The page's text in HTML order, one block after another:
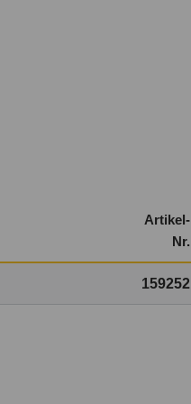
Artikel-
Nr.
159252